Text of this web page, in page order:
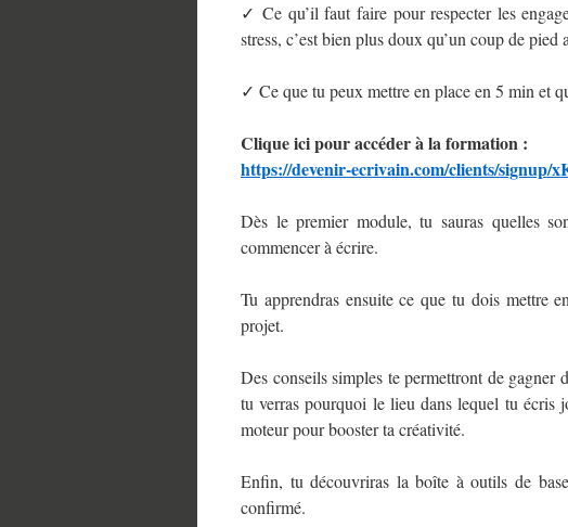
✓ Ce qu’il faut faire pour respecter les
stress, c’est bien plus doux qu’un coup de pied
✓ Ce que tu peux mettre en place en 5 min et
Clique ici pour accéder à la formation :
https://devenir-ecrivain.com/clients/signup/
Dès le premier module, tu sauras quelles
commencer à écrire.
Tu apprendras ensuite ce que tu dois mettre
projet.
Des conseils simples te permettront de gagner
tu verras pourquoi le lieu dans lequel tu
moteur pour booster ta créativité.
Enfin, tu découvriras la boîte à outils de
confirmé.